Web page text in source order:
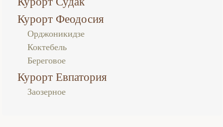
Курорт Феодосия
Орджоникидзе
Коктебель
Береговое
Курорт Евпатория
Заозерное